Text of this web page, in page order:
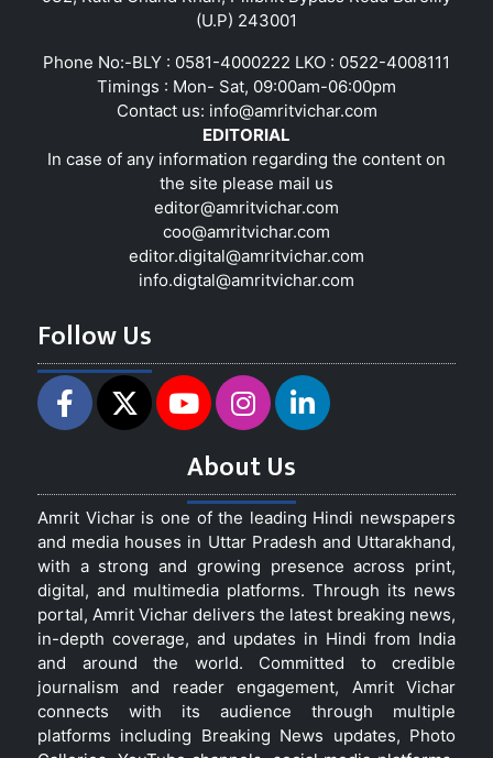
(U.P) 243001
Phone No:-BLY : 0581-4000222 LKO : 0522-4008111
Timings : Mon- Sat, 09:00am-06:00pm
Contact us: info@amritvichar.com
EDITORIAL
In case of any information regarding the content on
the site please mail us
editor@amritvichar.com
coo@amritvichar.com
editor.digital@amritvichar.com
info.digtal@amritvichar.com
Follow Us
About Us
Amrit Vichar is one of the leading Hindi newspapers
and media houses in Uttar Pradesh and Uttarakhand,
with a strong and growing presence across print,
digital, and multimedia platforms. Through its news
portal, Amrit Vichar delivers the latest breaking news,
in-depth coverage, and updates in Hindi from India
and around the world. Committed to credible
journalism and reader engagement, Amrit Vichar
connects with its audience through multiple
platforms including Breaking News updates, Photo